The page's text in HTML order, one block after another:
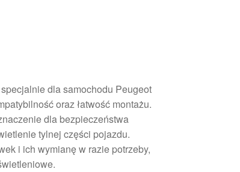
dla samochodu Peugeot
oraz łatwość montażu.
dla bezpieczeństwa
tylnej części pojazdu.
i ich wymianę w razie potrzeby,